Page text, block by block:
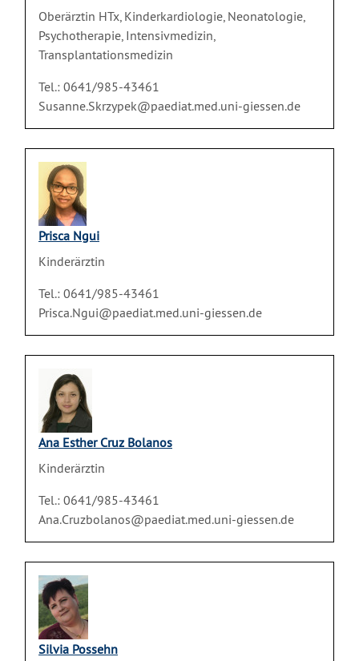
Oberärztin HTx, Kinderkardiologie, Neonatologie,
Psychotherapie, Intensivmedizin,
Transplantationsmedizin
Tel.: 0641/985-43461
Susanne.Skrzypek@paediat.med.uni-giessen.de
Prisca Ngui
Kinderärztin
Tel.: 0641/985-43461
Prisca.Ngui@paediat.med.uni-giessen.de
Ana Esther Cruz Bolanos
Kinderärztin
Tel.: 0641/985-43461
Ana.Cruzbolanos@paediat.med.uni-giessen.de
Silvia Possehn